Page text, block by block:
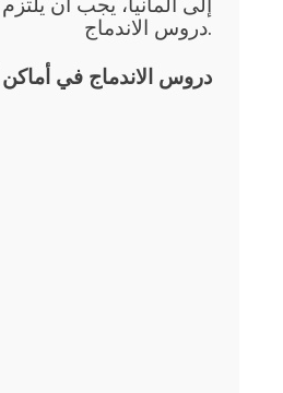
دروس الاندماج.
دروس الاندماج في